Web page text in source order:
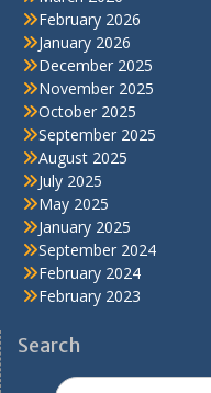
February 2026
January 2026
December 2025
November 2025
October 2025
September 2025
August 2025
July 2025
May 2025
January 2025
September 2024
February 2024
February 2023
Search
Search